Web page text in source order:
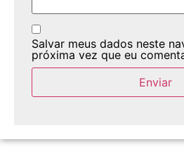
Salvar meus dados neste
próxima vez que eu